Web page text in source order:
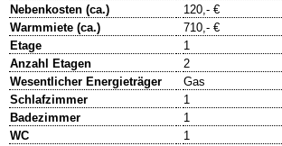
Nebenkosten (ca.)
120,- €
Warmmiete (ca.)
710,- €
Etage
1
Anzahl Etagen
2
Wesentlicher Energieträger
Gas
Schlafzimmer
1
Badezimmer
1
WC
1